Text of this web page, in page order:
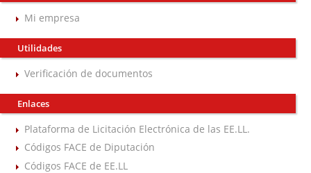
Mi empresa
Utilidades
Verificación de documentos
Enlaces
Plataforma de Licitación Electrónica de las EE.LL.
Códigos FACE de Diputación
Códigos FACE de EE.LL